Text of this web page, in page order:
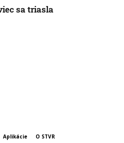
sa triasla
Aplikácie O STVR